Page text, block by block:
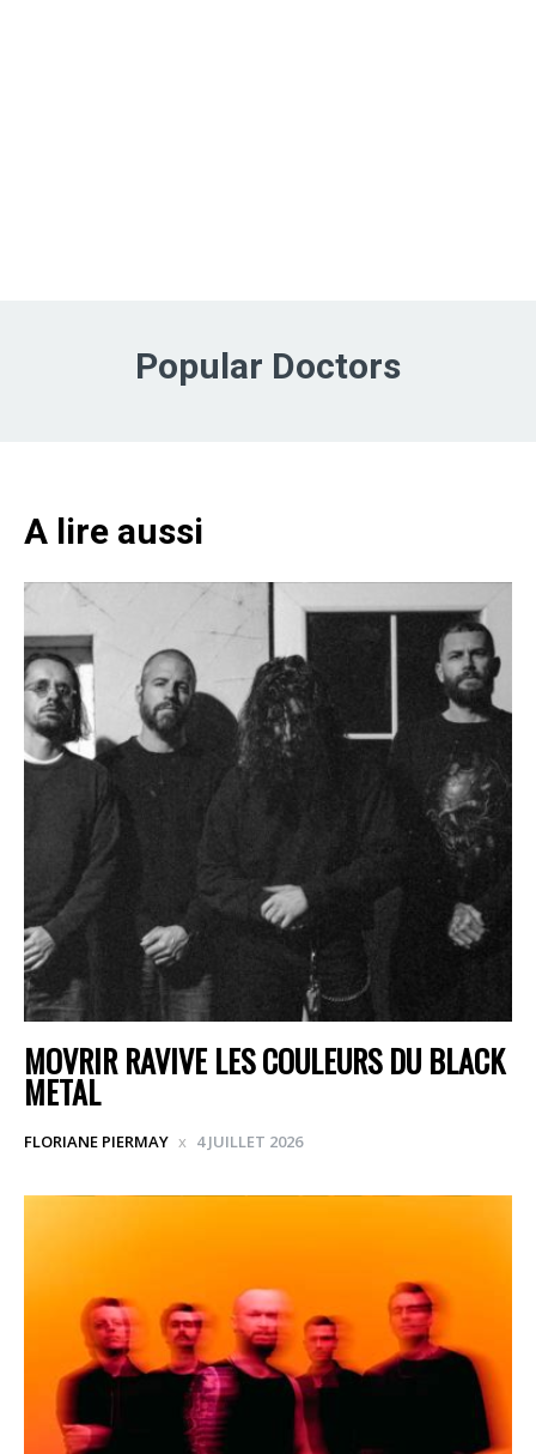
Popular Doctors
A lire aussi
MOVRIR RAVIVE LES COULEURS DU BLACK
METAL
FLORIANE PIERMAY 4 JUILLET 2026